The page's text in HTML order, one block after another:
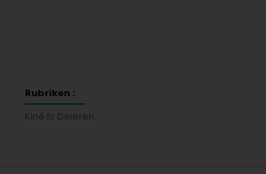
Rubriken :
Kiné fir Deieren